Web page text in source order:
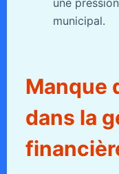
municipal.
Manque
dans la